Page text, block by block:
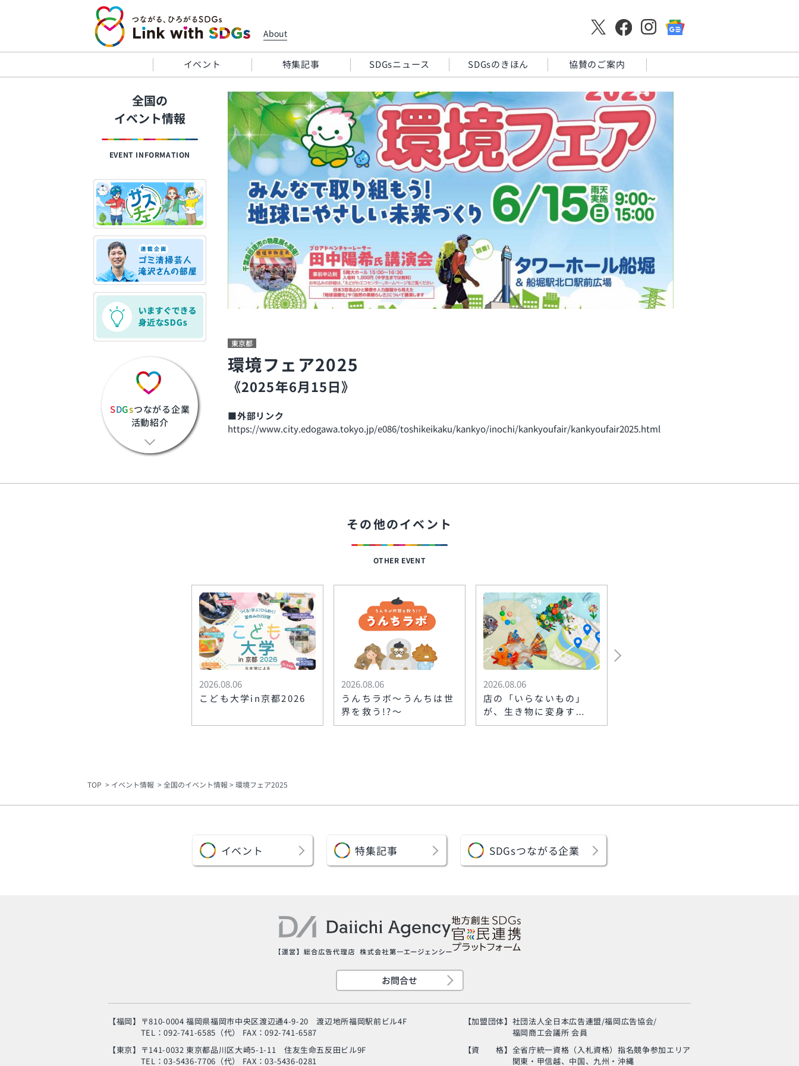
About
イベント 特集記事 SDGsニュース SDGsのきほん 協賛のご案内
全国の
イベント情報
EVENT INFORMATION
SDGsつながる企業
活動紹介
東京都
環境フェア2025
《2025年6月15日》
■外部リンク
https://www.city.edogawa.tokyo.jp/e086/toshikeikaku/kankyo/inochi/kankyoufair/kankyoufair2025.html
その他のイベント
OTHER EVENT
2026.08.06
こども大学in京都2026
2026.08.06
うんちラボ〜うんちは世
界を救う!?〜
2026.08.06
店の「いらないもの」
が、生き物に変身す
る！？〜麻布台ヒルズ 生
TOP イベント情報 全国のイベント情報 環境フェア2025
イベント 特集記事 SDGsつながる企業
お問合せ
【福岡】 〒810-0004 福岡県福岡市中央区渡辺通4-9-20渡辺地所福岡駅前ビル4F
TEL：092-741-6585（代） FAX：092-741-6587
【東京】 〒141-0032 東京都品川区大崎5-1-11 住友生命五反田ビル9F
TEL：03-5436-7706（代） FAX：03-5436-0281
【加盟団体】 社団法人全日本広告連盟/福岡広告協会/
福岡商工会議所 会員
【資 格】 全省庁統一資格（入札資格）指名競争参加エリア
関東・甲信越、中国、九州・沖縄